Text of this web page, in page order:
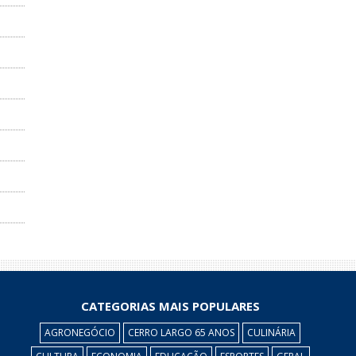
CATEGORIAS MAIS POPULARES
AGRONEGÓCIO CERRO LARGO 65 ANOS
CULINÁRIA